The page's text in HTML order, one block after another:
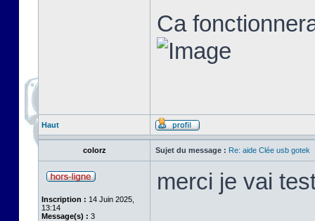
Ca
Haut
colorz Sujet du message : Re: aide Clée usb gotek
Inscription : 14 Juin 2025,
13:14
Message(s) : 3
merci je vai